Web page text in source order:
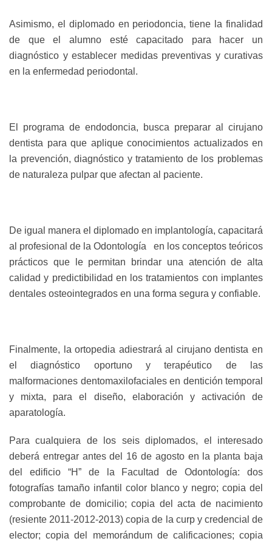
Asimismo, el diplomado en periodoncia, tiene la finalidad
de que el alumno esté capacitado para hacer un
diagnóstico y establecer medidas preventivas y curativas
en la enfermedad periodontal.
El programa de endodoncia, busca preparar al cirujano
dentista para que aplique conocimientos actualizados en
la prevención, diagnóstico y tratamiento de los problemas
de naturaleza pulpar que afectan al paciente.
De igual manera el diplomado en implantología, capacitará
al profesional de la Odontología
en los conceptos teóricos
prácticos que le permitan brindar una atención de alta
calidad y predictibilidad en los tratamientos con implantes
dentales osteointegrados en una forma segura y confiable.
Finalmente, la ortopedia adiestrará al cirujano dentista en
el diagnóstico oportuno y terapéutico de las
malformaciones dentomaxilofaciales en dentición temporal
y mixta, para el diseño, elaboración y activación de
aparatología.
Para cualquiera de los seis diplomados, el interesado
deberá entregar antes del 16 de agosto en la planta baja
del edificio “H” de la Facultad de Odontología:
dos
fotografías tamaño infantil color blanco y negro; copia del
comprobante de domicilio; copia del acta de nacimiento
(resiente 2011-2012-2013) copia de la curp y credencial de
elector; copia del memorándum de calificaciones; copia